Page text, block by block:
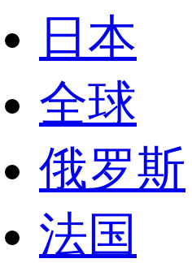
日本
全球
俄罗斯
法国